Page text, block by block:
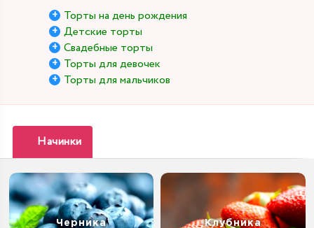
Торты на день рождения
Детские торты
Свадебные торты
Торты для девочек
Торты для мальчиков
Начинки
Черника Клубника